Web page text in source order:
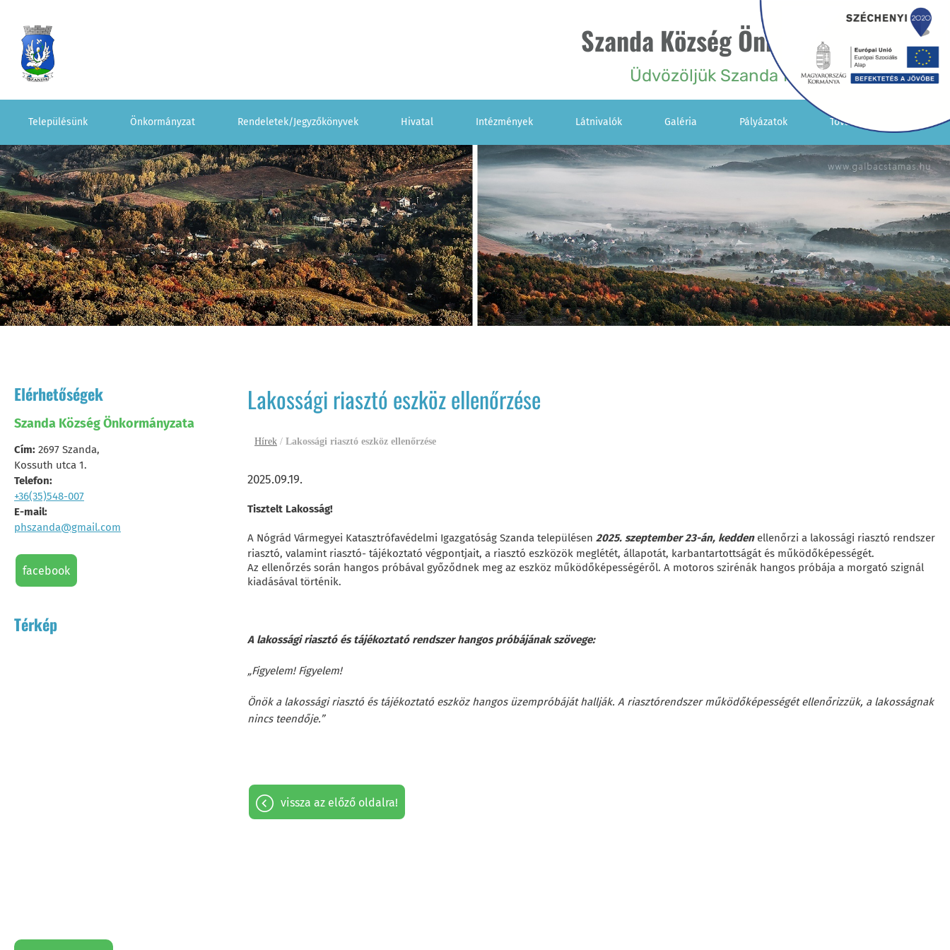
Szanda Község Önkormányzata
Üdvözöljük Szanda falu honlapján!
Településünk Önkormányzat Rendeletek/Jegyzőkönyvek Hivatal Intézmények Látnivalók Galéria Pályázatok További Menük
Kisebbségi
Önkormányzat
Vendégkönyv
IKSZT
Egyház
Információk
Elérhetőségek
Szanda Község Önkormányzata
Cím: 2697 Szanda,
Kossuth utca 1.
Telefon:
+36(35)548-007
E-mail:
phszanda@gmail.com
facebook
Térkép
Lakossági riasztó eszköz ellenőrzése
Hírek / Lakossági riasztó eszköz ellenőrzése
2025.09.19.
Tisztelt Lakosság!
A Nógrád Vármegyei Katasztrófavédelmi Igazgatóság Szanda településen 2025. szeptember 23-án, keddenellenőrzi a lakossági riasztó rendszer
riasztó, valamint riasztó- tájékoztató végpontjait, a riasztó eszközök meglétét, állapotát, karbantartottságát és működőképességét.
Az ellenőrzés során hangos próbával győződnek meg az eszköz működőképességéről. A motoros szirénák hangos próbája a morgató szignál
kiadásával történik.
A lakossági riasztó és tájékoztató rendszer hangos próbájának szövege:
„Figyelem! Figyelem!
Önök a lakossági riasztó és tájékoztató eszköz hangos üzempróbáját hallják. A riasztórendszer működőképességét ellenőrizzük, a lakosságnak
nincs teendője.”
vissza az előző oldalra!